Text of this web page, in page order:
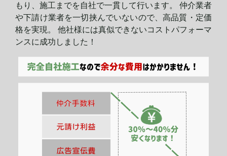
もり、施工までを自社で一貫して行います。 仲介業者
や下請け業者を一切挟んでいないので、高品質・定価
格を実現。 他社様には真似できないコストパフォーマ
ンスに 成功しました！